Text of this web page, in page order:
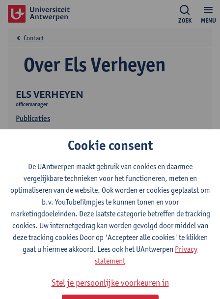
MENU
ZOEK
ELS VERHEYEN
officemanager
Publicaties
Over Els Verheyen
Contact
Contact
Campus Drie Eiken
Toon e-mailadres
Universiteitsplein 1
Cookie consent
De UAntwerpen maakt gebruik van cookies en daarmee
vergelijkbare technieken voor het functioneren, meten en
optimaliseren van de website. Ook worden er cookies geplaatst om
b.v. YouTubefilmpjes te kunnen tonen en voor
marketingdoeleinden. Deze laatste categorie betreffen de tracking
cookies. Uw internetgedrag kan worden gevolgd door middel van
deze tracking cookies Door op 'Accepteer alle cookies' te klikken
gaat u hiermee akkoord. Lees ook het UAntwerpen Privacy
statement
Stel je persoonlijke voorkeuren in